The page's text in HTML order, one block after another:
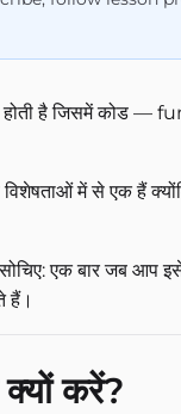
है जिसमें कोड —
में से एक हैं
एक बार जब आप
हैं।
करें?